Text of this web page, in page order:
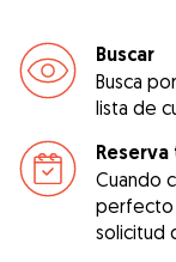
Buscar
Busca
lista de
Cuando
perfecto
solicitud